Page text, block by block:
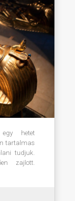
hetet
tartalmas
tudjuk.
zajlott.